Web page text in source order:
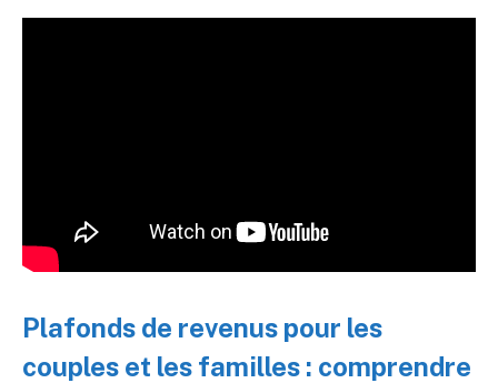
Plafonds de revenus pour les
couples et les familles : comprendre